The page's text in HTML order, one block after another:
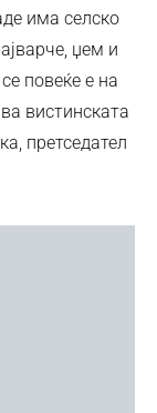
има селско
џем и
повеќе е на
вистинската
претседател